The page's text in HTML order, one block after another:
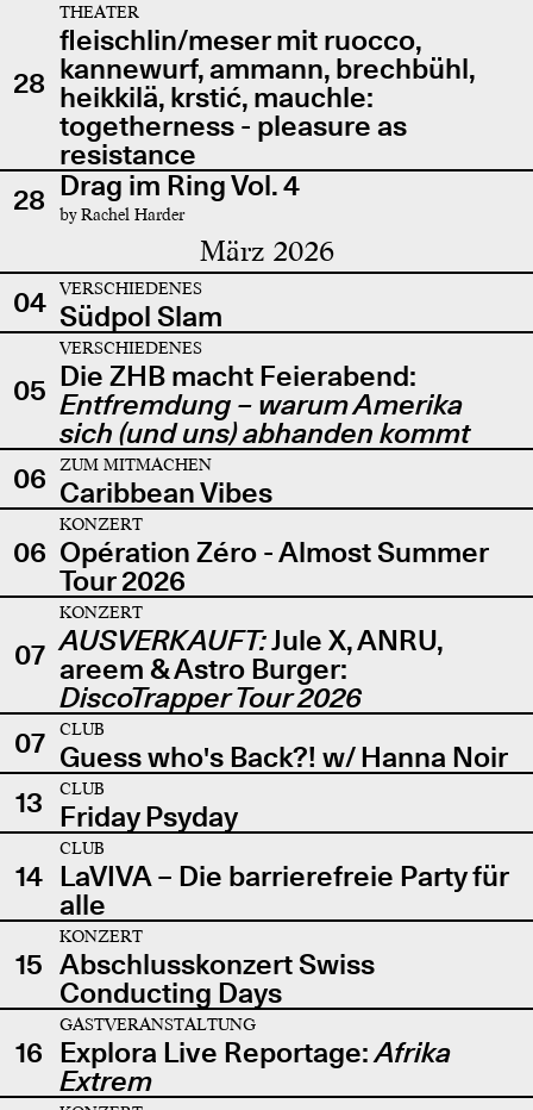
28
THEATER
fleischlin/meser mit ruocco,
kannewurf, ammann, brechbühl,
heikkilä, krstić, mauchle:
togetherness - pleasure as
resistance
28 Drag im Ring Vol. 4
by Rachel Harder
März 2026
04 VERSCHIEDENES
Südpol Slam
05
VERSCHIEDENES
Die ZHB macht Feierabend:
Entfremdung – warum Amerika
sich (und uns) abhanden kommt
06
ZUM MITMACHEN
Caribbean Vibes
06
KONZERT
Opération Zéro - Almost Summer
Tour 2026
07
KONZERT
AUSVERKAUFT:Jule X, ANRU,
areem & Astro Burger:
DiscoTrapper Tour 2026
07
CLUB
Guess who's Back?! w/ Hanna Noir
13
CLUB
Friday Psyday
14
CLUB
LaVIVA – Die barrierefreie Party für
alle
15
KONZERT
Abschlusskonzert Swiss
Conducting Days
16
GASTVERANSTALTUNG
Explora Live Reportage:Afrika
Extrem